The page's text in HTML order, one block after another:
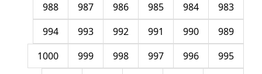
983
984
985
986
987
988
989
990
991
992
993
994
995
996
997
998
999
1000